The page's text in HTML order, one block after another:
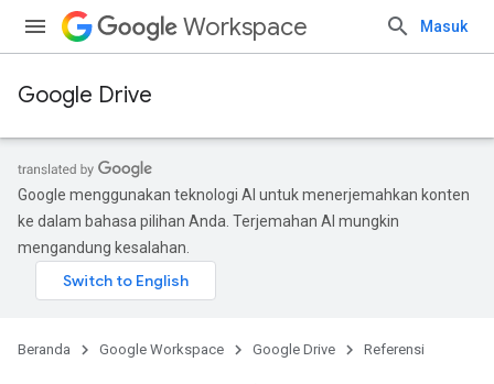
Workspace Masuk
Google Drive
Google menggunakan teknologi AI untuk menerjemahkan konten
ke dalam bahasa pilihan Anda. Terjemahan AI mungkin
mengandung kesalahan.
Beranda Google Workspace Google Drive Referensi